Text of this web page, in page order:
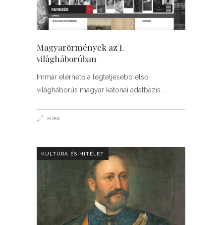
Magyarörmények az I.
világháborúban
Immár elérhető a legteljesebb első
világháborús magyar katonai adatbázis
EÖKK
KULTÚRA ÉS HITÉLET